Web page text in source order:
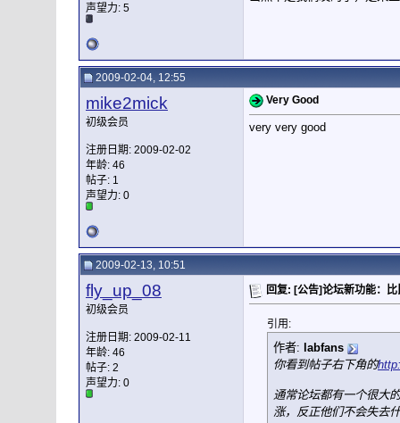
声望力: 5
2009-02-04, 12:55
mike2mick
初级会员
注册日期: 2009-02-02
年龄: 46
帖子: 1
声望力: 0
Very Good
very very good
2009-02-13, 10:51
fly_up_08
初级会员
注册日期: 2009-02-11
年龄: 46
帖子: 2
声望力: 0
回复: [公告]论坛新功能：
引用:
作者: labfans
你看到帖子右下角的
通常论坛都有一个很大
涨，反正他们不会失去